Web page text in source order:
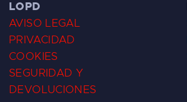
LOPD
AVISO LEGAL
PRIVACIDAD
COOKIES
SEGURIDAD Y
DEVOLUCIONES